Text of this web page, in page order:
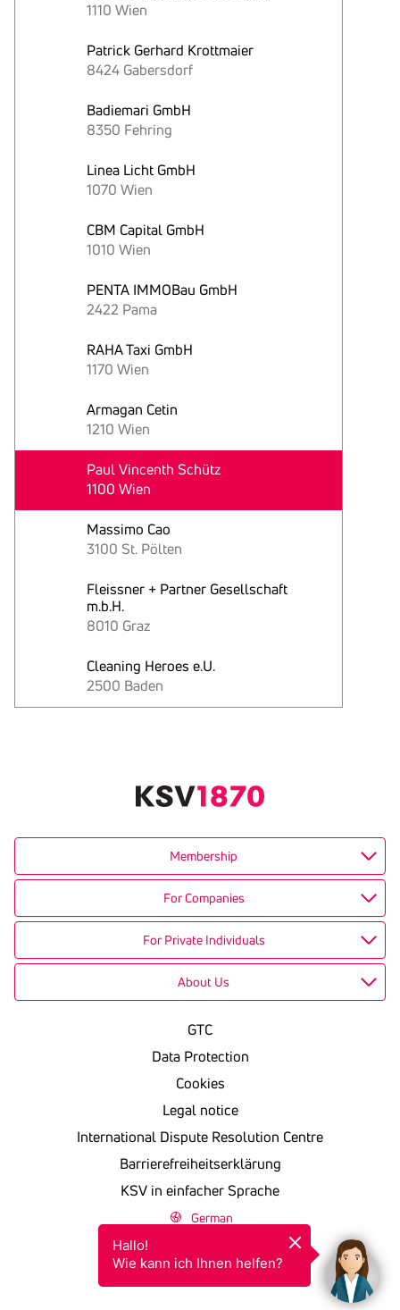
1110 Wien
Patrick Gerhard Krottmaier
8424 Gabersdorf
Badiemari GmbH
8350 Fehring
Linea Licht GmbH
1070 Wien
CBM Capital GmbH
1010 Wien
PENTA IMMOBau GmbH
2422 Pama
RAHA Taxi GmbH
1170 Wien
Armagan Cetin
1210 Wien
Paul Vincenth Schütz
1100 Wien
Massimo Cao
3100 St. Pölten
Fleissner + Partner Gesellschaft
m.b.H.
8010 Graz
Cleaning Heroes e.U.
2500 Baden
Membership
For Companies
For Private Individuals
About Us
German
GTC
Data Protection
Cookies
Legal notice
International Dispute Resolution Centre
Barrierefreiheitserklärung
KSV in einfacher Sprache
Hallo!
Wie kann ich Ihnen helfen?